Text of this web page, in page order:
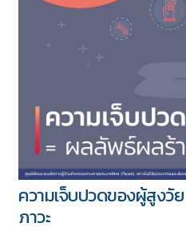
ความเจ็บปวดของผู้สูงวั
ภาวะ